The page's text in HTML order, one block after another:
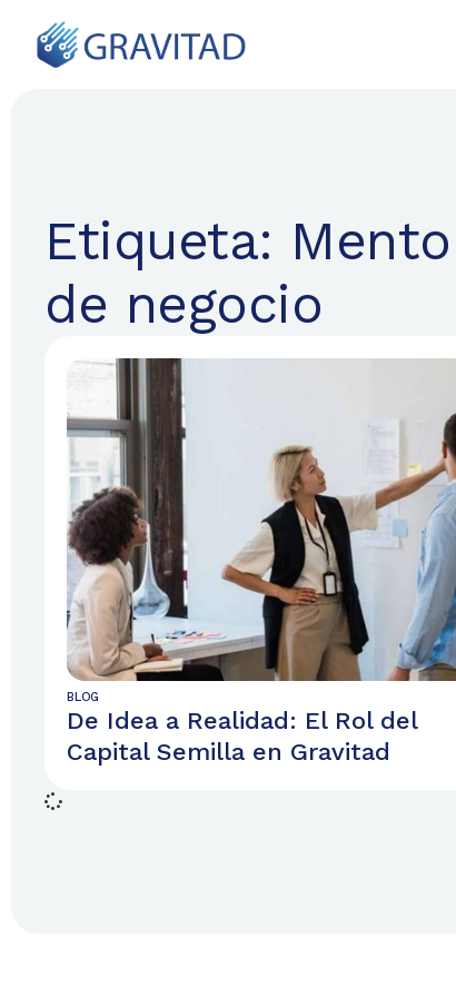
Etiqueta:
de negocio
BLOG
De Idea a Realidad: El Rol del
Capital Semilla en Gravitad